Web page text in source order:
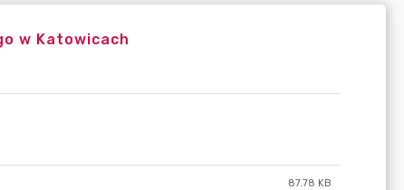
w Katowicach
87.78 KB